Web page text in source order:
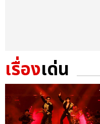
เรื่องเด่น